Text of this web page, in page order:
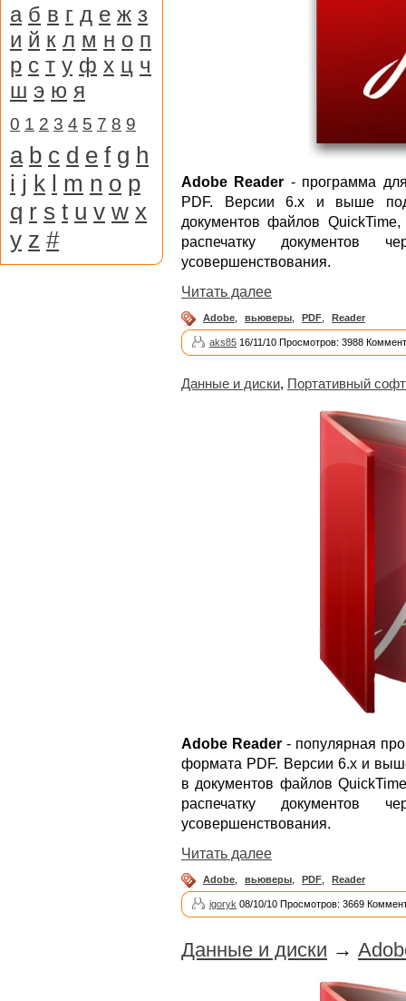
Adobe Reader - программа
PDF. Версии 6.x и выше
документов файлов
распечатку документов
усовершенствования.
Читать далее
Adobe вьюверы PDF Reader
aks85 16/11/10 Просмотров: 3988
Данные и диски, Портативный софт
Adobe Reader - популярная
формата PDF. Версии 6.x и
в документов файлов
распечатку документов
усовершенствования.
Читать далее
Adobe вьюверы PDF Reader
igoryk 08/10/10 Просмотров: 3669
Данные и диски →
а б в г д е ж з
и й к л м н о п
р с т у ф х ц ч
ш э ю я
0 1 2 3 4 5 7 8 9
a b c d e f g h
i j k l m n o p
q r s t u v w x
y z #